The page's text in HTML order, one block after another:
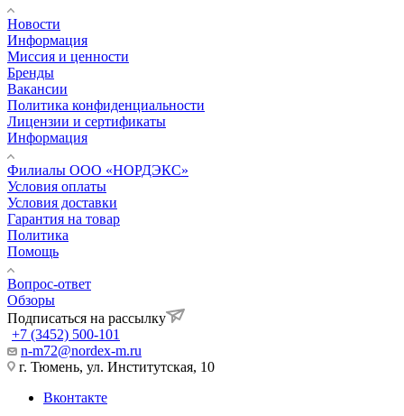
Новости
Информация
Миссия и ценности
Бренды
Вакансии
Политика конфиденциальности
Лицензии и сертификаты
Информация
Филиалы ООО «НОРДЭКС»
Условия оплаты
Условия доставки
Гарантия на товар
Политика
Помощь
Вопрос-ответ
Обзоры
Подписаться на рассылку
+7 (3452) 500-101
n-m72@nordex-m.ru
г. Тюмень, ул. Институтская, 10
Вконтакте